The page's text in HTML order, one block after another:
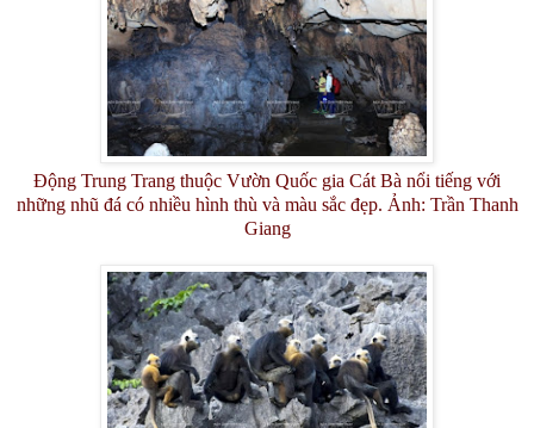
Động Trung Trang thuộc Vườn Quốc gia Cát Bà nổi tiếng với
những nhũ đá có nhiều hình thù và màu sắc đẹp. Ảnh: Trần Thanh
Giang